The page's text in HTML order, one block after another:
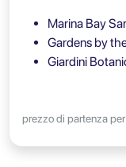
Marina Bay
Gardens by
Giardini
prezzo di partenza